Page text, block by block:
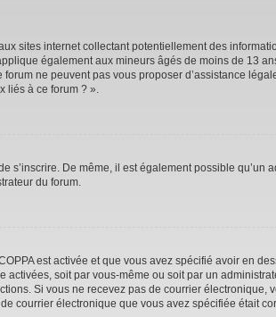
sites internet collectant potentiellement des
également aux mineurs âgés de moins de 13
ne peuvent pas vous proposer d’assistance
liés à ce forum ? ».
s’inscrire. De même, il est également possible
du forum.
est activée et que vous avez spécifié avoir en
soit par vous-même ou soit par un
Si vous ne recevez pas de courrier
courrier électronique que vous avez spécifiée était